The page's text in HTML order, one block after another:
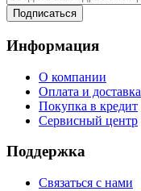
Подписаться
Информация
О компании
Оплата и доставка
Покупка в кредит
Сервисный центр
Поддержка
Связаться с нами